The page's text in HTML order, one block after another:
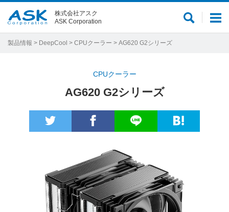
メ
サ
株式会社アスク
ASK Corporation
製品情報 > DeepCool > CPUクーラー > AG620 G2シリーズ
CPUクーラー
AG620 G2シリーズ